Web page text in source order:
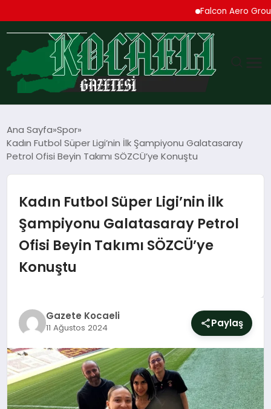
Falcon Aero Group,
TEKNOLOJI
MAGAZIN
YAŞAM
SAĞLIK
EĞITIM
Ana Sayfa Spor
Kadın Futbol Süper Ligi’nin İlk Şampiyonu Galatasaray
Petrol Ofisi Beyin Takımı SÖZCÜ’ye Konuştu
Kadın Futbol Süper Ligi’nin İlk
Şampiyonu Galatasaray Petrol
Ofisi Beyin Takımı SÖZCÜ’ye
Konuştu
Gazete Kocaeli
11 Ağustos 2024 Paylaş